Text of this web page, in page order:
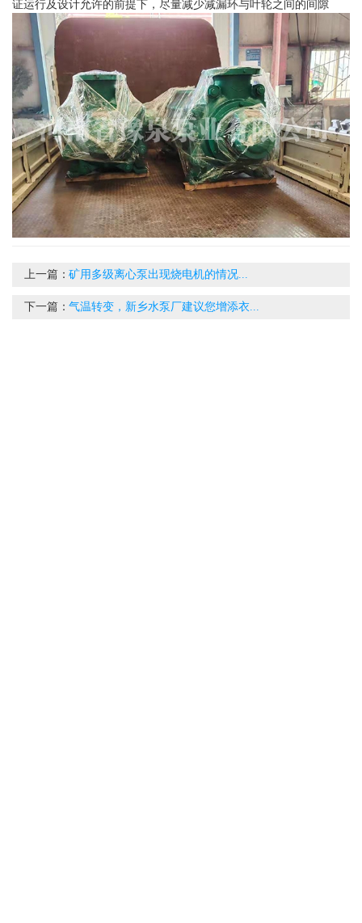
证运行及设计允许的前提下，尽量减少减漏环与叶轮之间的间隙
上一篇：矿用多级离心泵出现烧电机的情况...
下一篇：气温转变，新乡水泵厂建议您增添衣...